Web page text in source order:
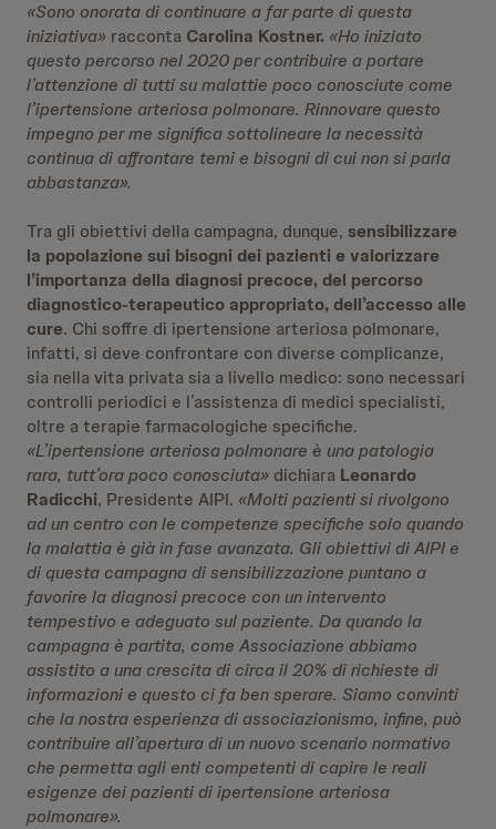
«Sono onorata di continuare a far parte di questa
iniziativa» racconta Carolina Kostner. «Ho iniziato
questo percorso nel 2020 per contribuire a portare
l’attenzione di tutti su malattie poco conosciute come
l’ipertensione arteriosa polmonare. Rinnovare questo
impegno per me significa sottolineare la necessità
continua di affrontare temi e bisogni di cui non si parla
abbastanza».
Tra gli obiettivi della campagna, dunque, sensibilizzare
la popolazione sui bisogni dei pazienti e valorizzare
l’importanza della diagnosi precoce, del percorso
diagnostico-terapeutico appropriato, dell’accesso alle
cure. Chi soffre di ipertensione arteriosa polmonare,
infatti, si deve confrontare con diverse complicanze,
sia nella vita privata sia a livello medico: sono necessari
controlli periodici e l’assistenza di medici specialisti,
oltre a terapie farmacologiche specifiche.
«L’ipertensione arteriosa polmonare è una patologia
rara, tutt’ora poco conosciuta» dichiara Leonardo
Radicchi, Presidente AIPI. «Molti pazienti si rivolgono
ad un centro con le competenze specifiche solo quando
la malattia è già in fase avanzata. Gli obiettivi di AIPI e
di questa campagna di sensibilizzazione puntano a
favorire la diagnosi precoce con un intervento
tempestivo e adeguato sul paziente. Da quando la
campagna è partita, come Associazione abbiamo
assistito a una crescita di circa il 20% di richieste di
informazioni e questo ci fa ben sperare. Siamo convinti
che la nostra esperienza di associazionismo, infine, può
contribuire all’apertura di un nuovo scenario normativo
che permetta agli enti competenti di capire le reali
esigenze dei pazienti di ipertensione arteriosa
polmonare».